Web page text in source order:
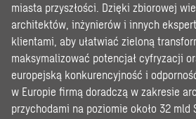
miasta przyszłości. Dzięki zbiorowej
architektów, inżynierów i innych
klientami, aby ułatwiać zieloną
maksymalizować potencjał cyfryzacji
europejską konkurencyjność i
w Europie firmą doradczą w zakresie
przychodami na poziomie około 32 mld